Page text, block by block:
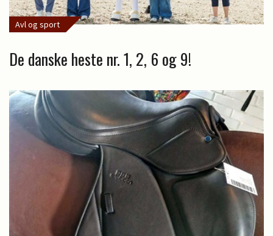
Avl og sport
De danske heste nr. 1, 2, 6 og 9!